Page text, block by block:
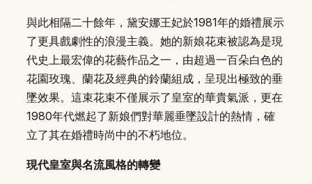
與此相隔二十餘年，黛安娜王妃於1981年的婚禮展示
了更具戲劇性的浪漫主義。她的新娘花束被認為是現
代史上最宏偉的花藝作品之一，由超過一百朵白色的
花園玫瑰、蘭花及經典的鈴蘭組成，呈現出極致的垂
墜效果。這束花束不僅展示了皇室的華貴氣派，更在
1980年代燃起了新娘們對華麗垂墜設計的熱情，確
立了其在婚禮時尚中的不朽地位。
現代皇室與名流風格的轉變